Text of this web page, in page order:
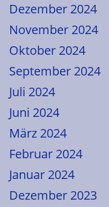
Dezember 2024
November 2024
Oktober 2024
September 2024
Juli 2024
Juni 2024
März 2024
Februar 2024
Januar 2024
Dezember 2023